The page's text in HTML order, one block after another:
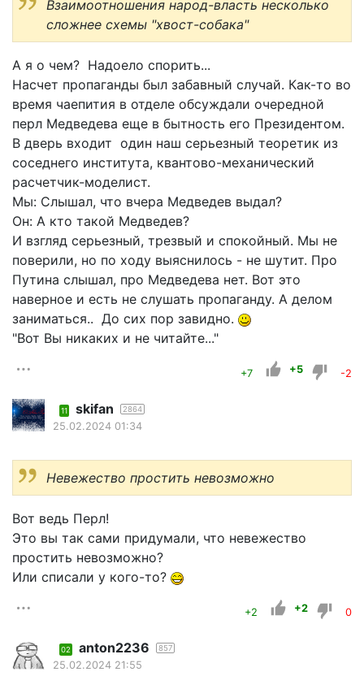
Взаимоотношения народ-власть несколько
сложнее схемы "хвост-собака"
А я о чем? Надоело спорить...
Насчет пропаганды был забавный случай. Как-то во
время чаепития в отделе обсуждали очередной
перл Медведева еще в бытность его Президентом.
В дверь входит один наш серьезный теоретик из
соседнего института, квантово-механический
расчетчик-моделист.
Мы: Слышал, что вчера Медведев выдал?
Он: А кто такой Медведев?
И взгляд серьезный, трезвый и спокойный. Мы не
поверили, но по ходу выяснилось - не шутит. Про
Путина слышал, про Медведева нет. Вот это
наверное и есть не слушать пропаганду. А делом
заниматься.. До сих пор завидно.
"Вот Вы никаких и не читайте..."
+7 +5 -2
11 skifan 2864
25.02.2024 01:34
Невежество простить невозможно
Вот ведь Перл!
Это вы так сами придумали, что невежество
простить невозможно?
Или списали у кого-то?
+2 +2 0
02 anton2236 857
25.02.2024 21:55